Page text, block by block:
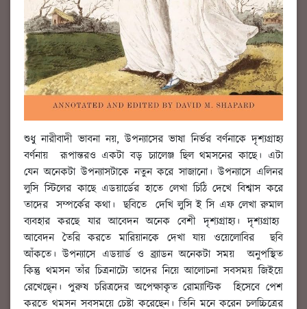
শুধু নারীবাদী ভাবনা নয়, উপন্যাসের ভাষা নির্ভর বর্ণনাকে দৃশ্যগ্রাহ্য
বর্ণনায় রূপান্তরও একটা বড় চ্যালেঞ্জ ছিল থমসনের কাছে। এটা
যেন অনেকটা উপন্যাসটাকে নতুন করে সাজানো। উপন্যাসে এলিনর
লুসি স্টিলের কাছে এডয়ার্ডের হাতে লেখা চিঠি দেখে বিশ্বাস করে
তাদের সম্পর্কের কথা। ছবিতে দেখি লুসি ই সি এফ লেখা রুমাল
ব্যবহার করছে যার আবেদন অনেক বেশী দৃশ্যগ্রাহ্য। দৃশ্যগ্রাহ্য
আবেদন তৈরি করতে মারিয়ানকে দেখা যায় ওয়েলোবির ছবি
আঁকতে। উপন্যাসে এডয়ার্ড ও ব্র্যাডন অনেকটা সময় অনুপস্থিত
কিন্তু থমসন তাঁর চিত্রনাট্যে তাদের নিয়ে আলোচনা সবসময় জিইয়ে
রেখেছে্ন। পুরুষ চরিত্রদের অপেক্ষাকৃত রোম্যান্টিক হিসেবে পেশ
করতে থমসন সবসময়ে চেষ্টা করেছেন। তিনি মনে করেন চলচ্চিত্রের